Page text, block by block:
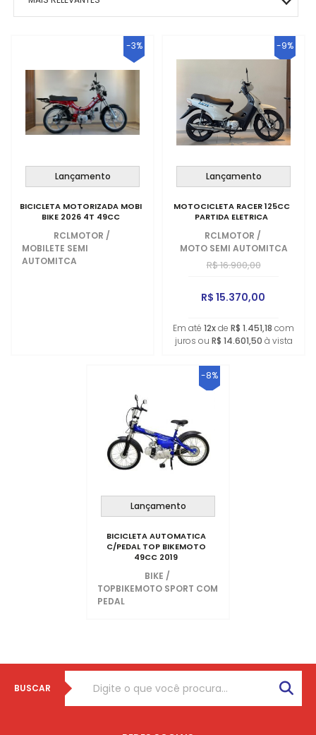
CARBURADOR SPEED
CARBURADOR WABRON
LINHA AGUA DE COCO
LINHA DE CAIXAS TÉRMICAS
MENOR PREÇO
MAIOR PREÇO
-3%
Lançamento
BICICLETA MOTORIZADA MOBI
BIKE 2026 4T 49CC
RCLMOTOR /
MOBILETE SEMI
AUTOMITCA
-9%
Lançamento
MOTOCICLETA RACER 125CC
PARTIDA ELETRICA
RCLMOTOR /
MOTO SEMI AUTOMITCA
R$ 16.900,00
R$ 15.370,00
Em até 12xde R$ 1.451,18 com
juros ou R$ 14.601,50 à vista
-8%
Lançamento
BICICLETA AUTOMATICA
C/PEDAL TOP BIKEMOTO
49CC 2019
BIKE /
TOPBIKEMOTO SPORT COM
PEDAL
BUSCAR